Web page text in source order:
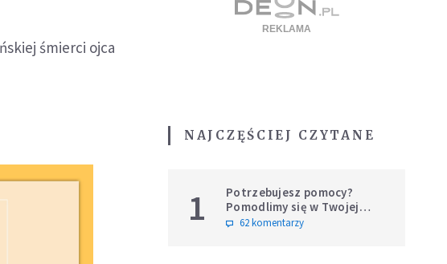
śmierci ojca
NAJCZĘŚCIEJ CZYTANE
1
Potrzebujesz pomocy?
Pomodlimy się w Twojej
intencji
62 komentarzy